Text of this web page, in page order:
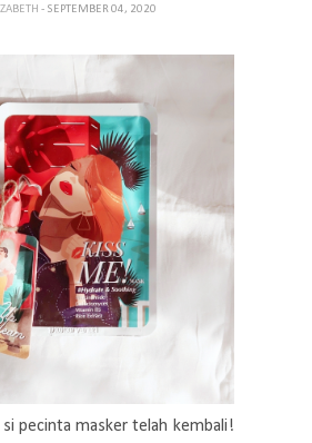
- SEPTEMBER 04, 2020
si pecinta masker telah kembali!